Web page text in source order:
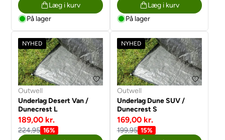
Læg i kurv
På lager
Læg i kurv
På lager
NYHED
Outwell
Underlag Desert Van /
Dunecrest L
189,00 kr.
224,95 16%
NYHED
Outwell
Underlag Dune SUV /
Dunecrest S
169,00 kr.
199,95 15%